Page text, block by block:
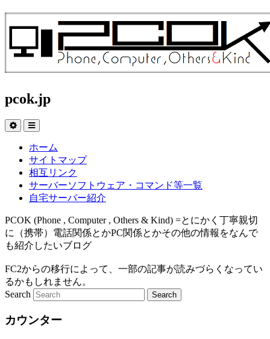
pcok.jp
ホーム
サイトマップ
相互リンク
サーバーソフトウェア・コマンド等一覧
自宅サーバー紹介
PCOK (Phone , Computer , Others & Kind) =とにかく丁寧親切
に（携帯）電話関係とかPC関係とかその他の情報をなんで
も紹介したいブログ
FC2からの移行によって、一部の記事が読みづらくなってい
るかもしれません。
Search
カウンター